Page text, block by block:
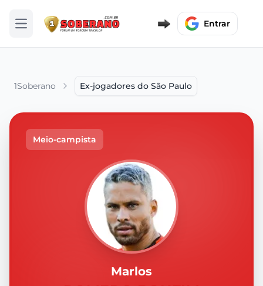
Abrir menu Entrar
1Soberano Ex-jogadores do São Paulo
Meio-campista
Marlos